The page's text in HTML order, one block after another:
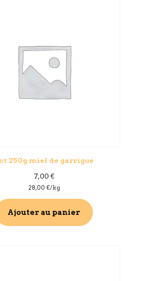
250g miel de garrigue
7,00 €
28,00 €/kg
Ajouter au panier